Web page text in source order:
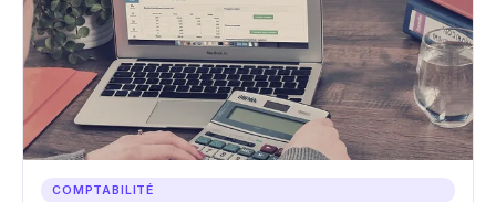
COMPTABILITÉ